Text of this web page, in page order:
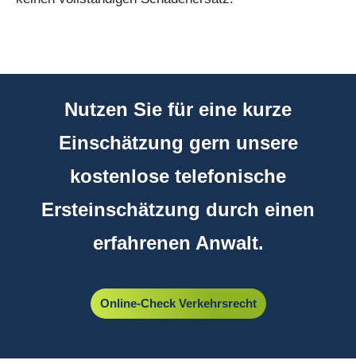
Nutzen Sie für eine kurze
Einschätzung gern unsere
kostenlose telefonische
Ersteinschätzung durch einen
erfahrenen Anwalt.
Online-Check Verkehrsrecht